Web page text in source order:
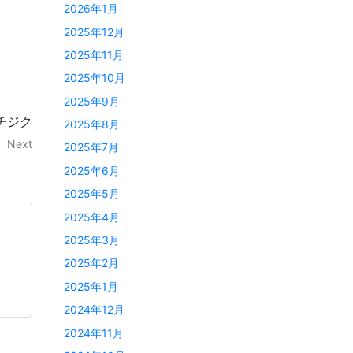
ジク
Next
2026年1月
2025年12月
2025年11月
2025年10月
2025年9月
2025年8月
2025年7月
2025年6月
2025年5月
2025年4月
2025年3月
2025年2月
2025年1月
2024年12月
2024年11月